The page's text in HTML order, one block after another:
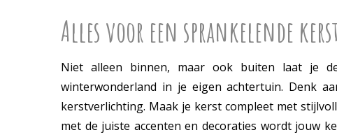
Alles voor een sprankelende
Niet alleen binnen, maar ook buiten laat je
winterwonderland in je eigen achtertuin. Denk
kerstverlichting. Maak je kerst compleet met
met de juiste accenten en decoraties wordt jouw